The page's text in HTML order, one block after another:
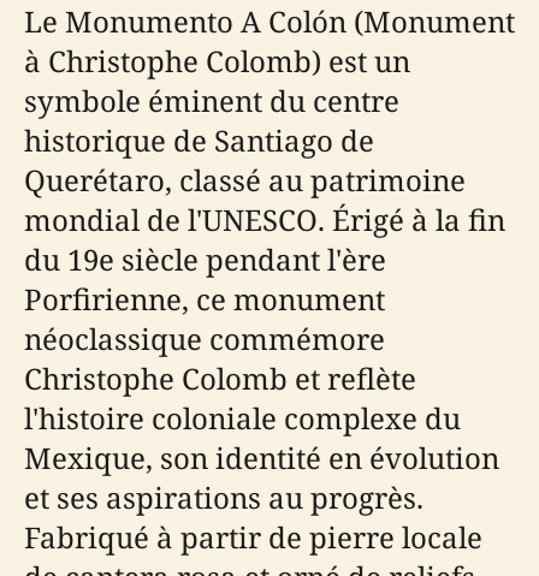
Le Monumento A Colón (Monument
à Christophe Colomb) est un
symbole éminent du centre
historique de Santiago de
Querétaro, classé au patrimoine
mondial de l'UNESCO. Érigé à la fin
du 19e siècle pendant l'ère
Porfirienne, ce monument
néoclassique commémore
Christophe Colomb et reflète
l'histoire coloniale complexe du
Mexique, son identité en évolution
et ses aspirations au progrès.
Fabriqué à partir de pierre locale